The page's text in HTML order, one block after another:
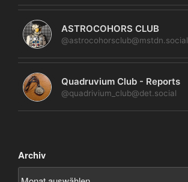
ASTROCOHORS CLUB
@astrocohorsclub@mstdn.social
Quadruvium Club - Reports
@quadrivium_club@det.social
Archiv